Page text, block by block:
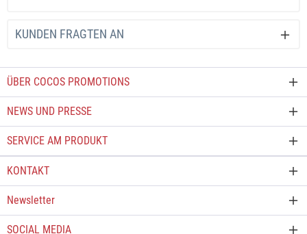
KUNDEN FRAGTEN AN
ÜBER COCOS PROMOTIONS
NEWS UND PRESSE
SERVICE AM PRODUKT
KONTAKT
Newsletter
SOCIAL MEDIA